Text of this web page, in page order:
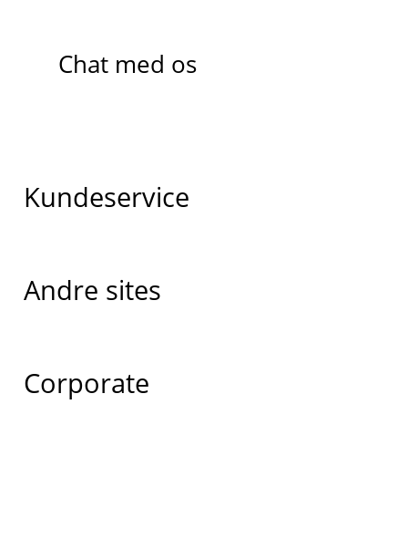
Chat med os
Kundeservice
Andre sites
Corporate